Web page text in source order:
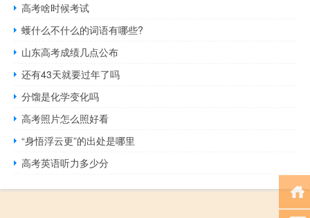
高考啥时候考试
蠖什么不什么的词语有哪些?
山东高考成绩几点公布
还有43天就要过年了吗
分馏是化学变化吗
高考照片怎么照好看
“身悟浮云更”的出处是哪里
高考英语听力多少分